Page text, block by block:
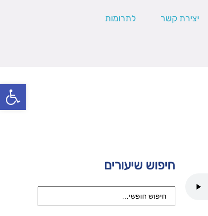
פתח
יצירת קשר לתרומות
חיפוש שיעורים